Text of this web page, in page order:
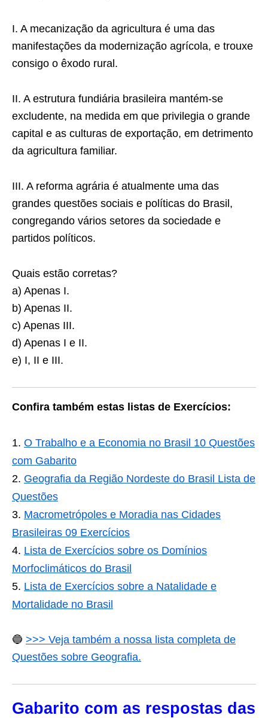
I. A mecanização da agricultura é uma das
manifestações da modernização agrícola, e trouxe
consigo o êxodo rural.
II. A estrutura fundiária brasileira mantém-se
excludente, na medida em que privilegia o grande
capital e as culturas de exportação, em detrimento
da agricultura familiar.
III. A reforma agrária é atualmente uma das
grandes questões sociais e políticas do Brasil,
congregando vários setores da sociedade e
partidos políticos.
Quais estão corretas?
a) Apenas I.
b) Apenas II.
c) Apenas III.
d) Apenas I e II.
e) I, II e III.
Confira também estas listas de Exercícios:
O Trabalho e a Economia no Brasil 10 Questões
com Gabarito
Geografia da Região Nordeste do Brasil Lista de
Questões
Macrometrópoles e Moradia nas Cidades
Brasileiras 09 Exercícios
Lista de Exercícios sobre os Domínios
Morfoclimáticos do Brasil
Lista de Exercícios sobre a Natalidade e
Mortalidade no Brasil
🔵 >>> Veja também a nossa lista completa de
Questões sobre Geografia.
Gabarito com as respostas das